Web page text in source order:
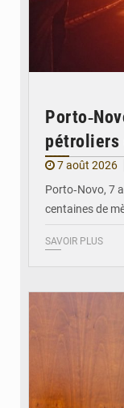
pétroliers
7 août 2026
Porto‑Novo, 7
centaines de
SAVOIR PLUS